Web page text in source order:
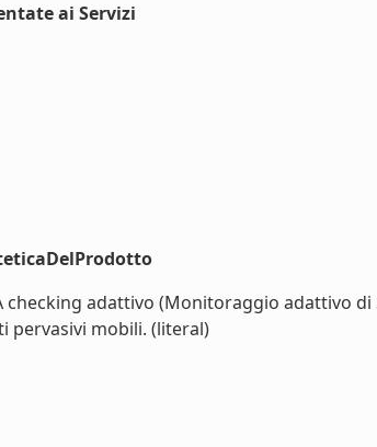
ai Servizi
adattivo (Monitoraggio adattivo
pervasivi mobili. (literal)